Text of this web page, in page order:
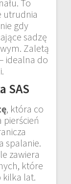
To
utrudnia
gdy
sadzę
Zaletą
idealna do
SAS
, która co
spalanie.
zawiera
które
kilka lat.